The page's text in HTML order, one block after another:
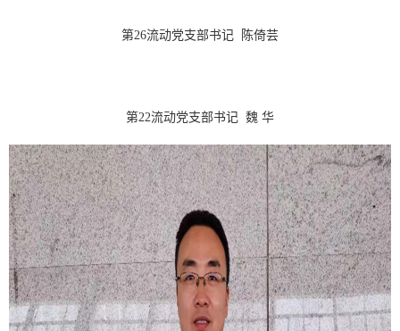
第26流动党支部书记 陈倚芸
第22流动党支部书记 魏 华